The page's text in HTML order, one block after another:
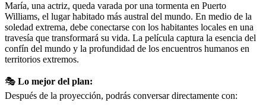
María, una actriz, queda varada por una tormenta en Puerto
Williams, el lugar habitado más austral del mundo. En medio de la
soledad extrema, debe conectarse con los habitantes locales en una
travesía que transformará su vida. La película captura la esencia del
confín del mundo y la profundidad de los encuentros humanos en
territorios extremos.
🎭 Lo mejor del plan:
Después de la proyección, podrás conversar directamente con: